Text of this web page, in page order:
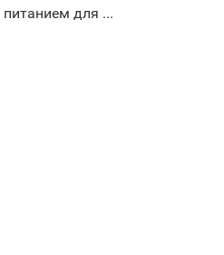
для ...